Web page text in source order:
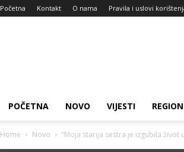
Početna Kontakt O nama Pravila i uslovi
POČETNA NOVO VIJESTI REGION
Home Novo “Moja starija sestra je izgubila život